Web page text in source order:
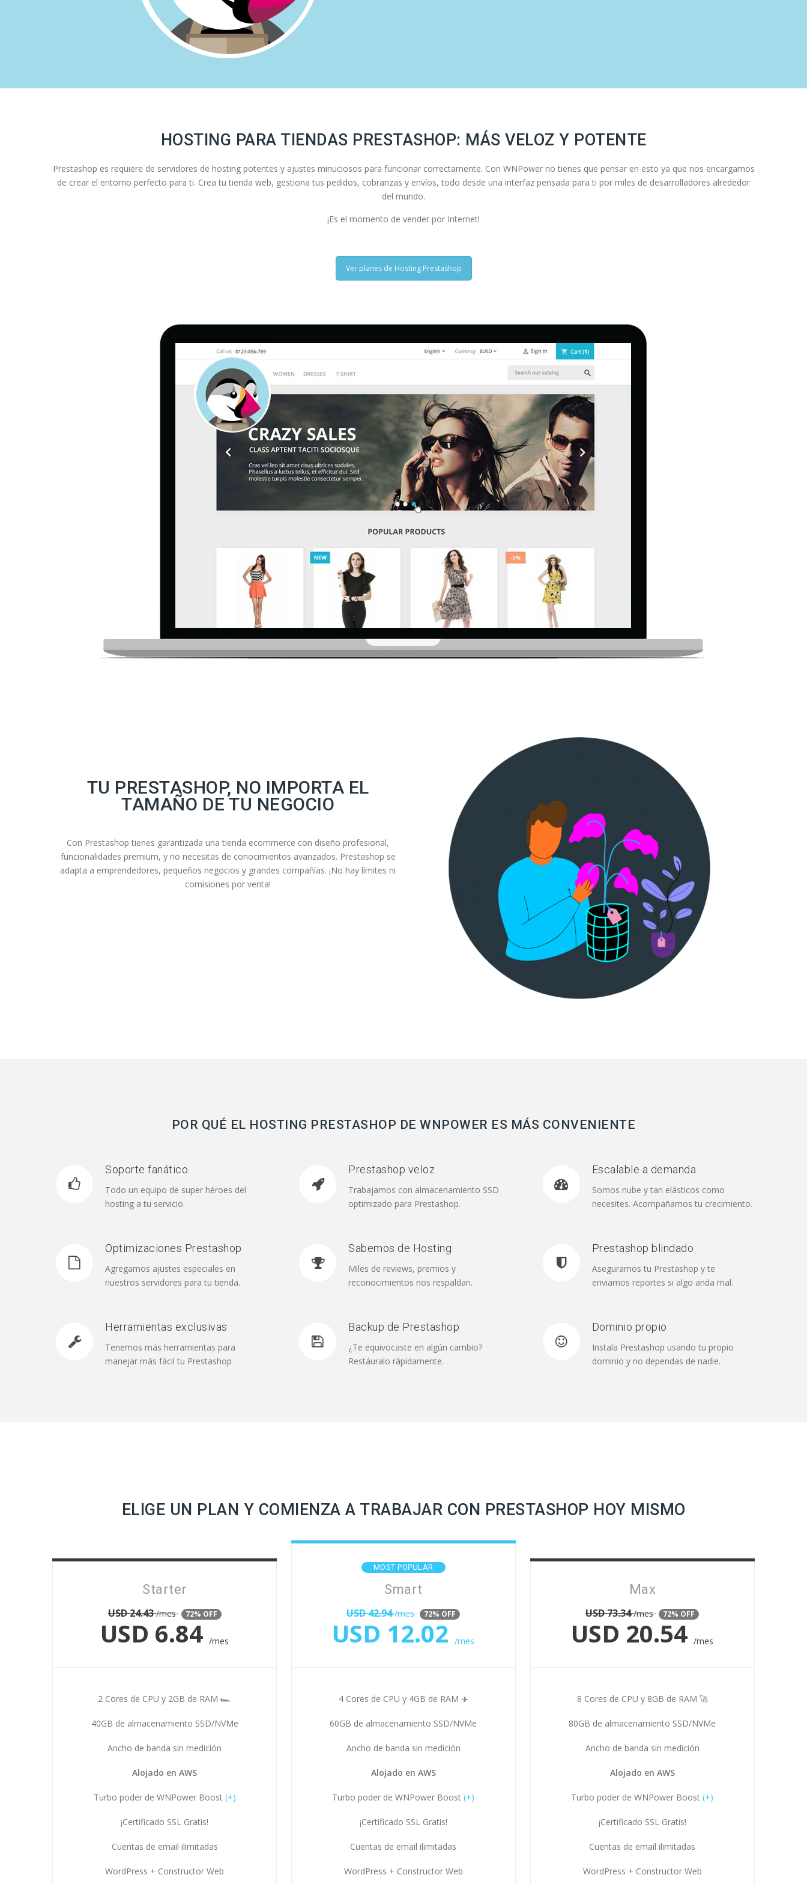
HOSTING PARA TIENDAS PRESTASHOP: MÁS VELOZ Y POTENTE
Prestashop es requiere de servidores de hosting potentes y ajustes minuciosos para funcionar correctamente. Con WNPower no tienes que pensar en esto ya que nos encargamos
de crear el entorno perfecto para ti. Crea tu tienda web, gestiona tus pedidos, cobranzas y envíos, todo desde una interfaz pensada para ti por miles de desarrolladores alrededor
del mundo.
¡Es el momento de vender por Internet!
Ver planes de Hosting Prestashop
TU PRESTASHOP, NO IMPORTA EL
TAMAÑO DE TU NEGOCIO
Con Prestashop tienes garantizada una tienda ecommerce con diseño profesional,
funcionalidades premium, y no necesitas de conocimientos avanzados. Prestashop se
adapta a emprendedores, pequeños negocios y grandes compañías. ¡No hay límites ni
comisiones por venta!
POR QUÉ EL HOSTING PRESTASHOP DE WNPOWER ES MÁS CONVENIENTE
Soporte fanático
Todo un equipo de super héroes del
hosting a tu servicio.
Prestashop veloz
Trabajamos con almacenamiento SSD
optimizado para Prestashop.
Escalable a demanda
Somos nube y tan elásticos como
necesites. Acompañamos tu crecimiento.
Optimizaciones Prestashop
Agregamos ajustes especiales en
nuestros servidores para tu tienda.
Sabemos de Hosting
Miles de reviews, premios y
reconocimientos nos respaldan.
Prestashop blindado
Aseguramos tu Prestashop y te
enviamos reportes si algo anda mal.
Herramientas exclusivas
Tenemos más herramientas para
manejar más fácil tu Prestashop
Backup de Prestashop
¿Te equivocaste en algún cambio?
Restáuralo rápidamente.
Dominio propio
Instala Prestashop usando tu propio
dominio y no dependas de nadie.
ELIGE UN PLAN Y COMIENZA A TRABAJAR CON PRESTASHOP HOY MISMO
Starter
USD24.43 /mes 72% OFF
USD 6.84 /mes
2 Cores de CPU y 2GB de RAM 🏎
40GB de almacenamiento SSD/NVMe
Ancho de banda sin medición
Alojado en AWS
Turbo poder de WNPower Boost (+)
¡Certificado SSL Gratis!
Cuentas de email ilimitadas
WordPress + Constructor Web
MOST POPULAR
Smart
USD42.94 /mes 72% OFF
USD 12.02 /mes
4 Cores de CPU y 4GB de RAM ✈️
60GB de almacenamiento SSD/NVMe
Ancho de banda sin medición
Alojado en AWS
Turbo poder de WNPower Boost(+)
¡Certificado SSL Gratis!
Cuentas de email ilimitadas
WordPress + Constructor Web
Max
USD73.34 /mes 72% OFF
USD 20.54 /mes
8 Cores de CPU y 8GB de RAM 🚀
80GB de almacenamiento SSD/NVMe
Ancho de banda sin medición
Alojado en AWS
Turbo poder de WNPower Boost(+)
¡Certificado SSL Gratis!
Cuentas de email ilimitadas
WordPress + Constructor Web